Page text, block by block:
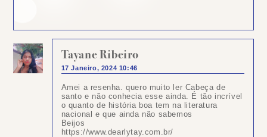
Tayane Ribeiro
17 Janeiro, 2024 10:46
Amei a resenha. quero muito ler Cabeça de
santo e não conhecia esse ainda. É tão incrível
o quanto de história boa tem na literatura
nacional e que ainda não sabemos
Beijos
https://www.dearlytay.com.br/